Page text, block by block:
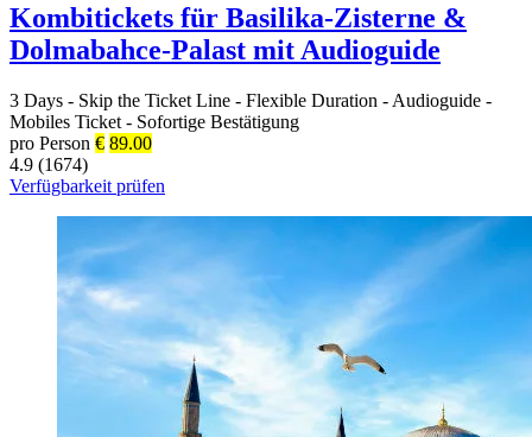
Kombitickets für Basilika-Zisterne &
Dolmabahce-Palast mit Audioguide
3 Days - Skip the Ticket Line - Flexible Duration - Audioguide -
Mobiles Ticket - Sofortige Bestätigung
pro Person € 89.00
4.9 (1674)
Verfügbarkeit prüfen